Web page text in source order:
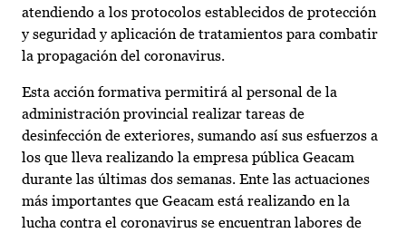
atendiendo a los protocolos establecidos de protección
y seguridad y aplicación de tratamientos para combatir
la propagación del coronavirus.
Esta acción formativa permitirá al personal de la
administración provincial realizar tareas de
desinfección de exteriores, sumando así sus esfuerzos a
los que lleva realizando la empresa pública Geacam
durante las últimas dos semanas. Ente las actuaciones
más importantes que Geacam está realizando en la
lucha contra el coronavirus se encuentran labores de